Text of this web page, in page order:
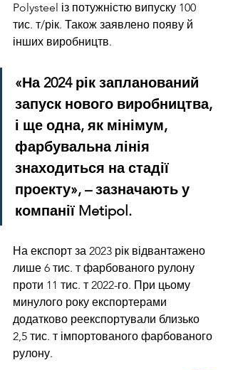
Polysteel із потужністю випуску 100
тис. т/рік. Також заявлено появу й
інших виробництв.
«На 2024 рік запланований
запуск нового виробництва,
і ще одна, як мінімум,
фарбувальна лінія
знаходиться на стадії
проекту», – зазначають у
компанії Metipol.
На експорт за 2023 рік відвантажено
лише 6 тис. т фарбованого рулону
проти 11 тис. т 2022-го. При цьому
минулого року експортерами
додатково реекспортували близько
2,5 тис. т імпортованого фарбованого
рулону.